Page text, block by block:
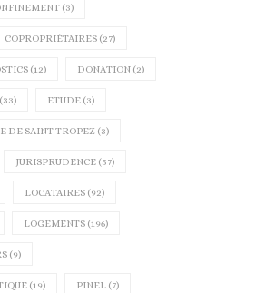
(3)
COPROPRIÉTAIRES (27)
(12) DONATION (2)
(33) ETUDE (3)
DE SAINT-TROPEZ (3)
JURISPRUDENCE (57)
LOCATAIRES (92)
LOGEMENTS (196)
(9)
(19) PINEL (7)